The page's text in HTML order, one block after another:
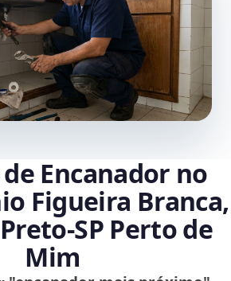
Encanador no
Figueira Branca,
Perto de
Mim